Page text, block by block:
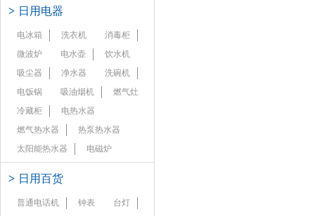
> 日用电器
电冰箱 洗衣机
消毒柜
微波炉
电水壶
饮水机
吸尘器
净水器
洗碗机
电饭锅
吸油烟机
燃气灶
冷藏柜
电热水器
燃气热水器
热泵热水器
太阳能热水器
电磁炉
> 日用百货
普通电话机 钟表
台灯